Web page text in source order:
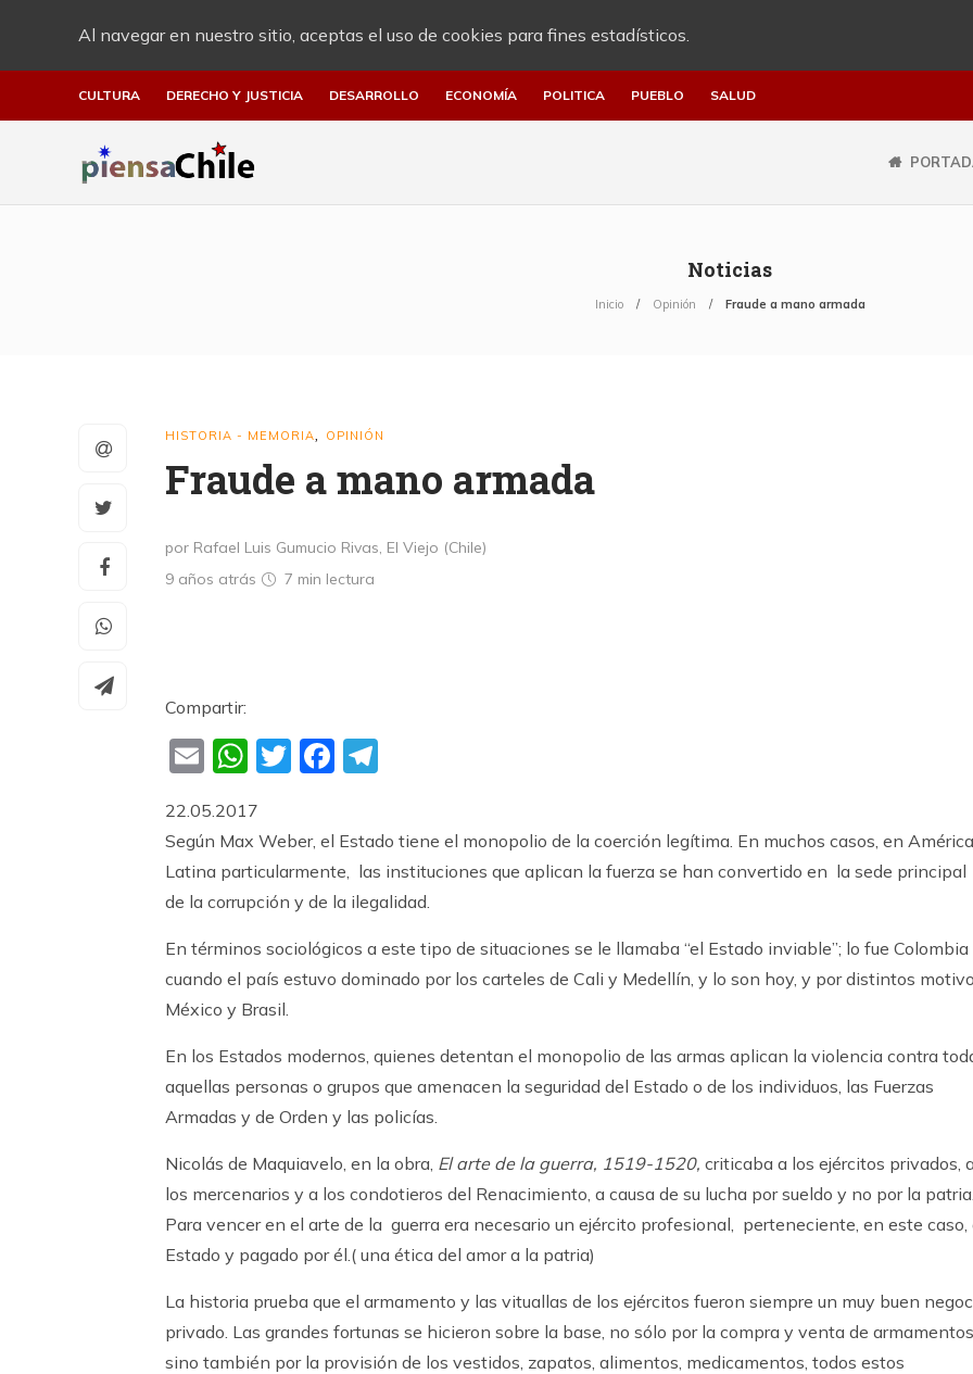
Al navegar en nuestro sitio, aceptas el uso de cookies para fines estadísticos.
CULTURA DERECHO Y JUSTICIA DESARROLLO ECONOMÍA POLITICA PUEBLO SALUD
Noticias
Inicio Opinión Fraude a mano armada
HISTORIA - MEMORIA OPINIÓN
Fraude a mano armada
por Rafael Luis Gumucio Rivas, El Viejo (Chile)
9 años atrás
7 min lectura
Compartir:
EmailWhatsApp
TwitterFacebook
22.05.2017
Según Max Weber, el Estado tiene el monopolio de la coerción legítima. En muchos casos, en América
Latina particularmente, las instituciones que aplican la fuerza se han convertido en la sede principal
de la corrupción y de la ilegalidad.
En términos sociológicos a este tipo de situaciones se le llamaba “el Estado inviable”; lo fue Colombia
cuando el país estuvo dominado por los carteles de Cali y Medellín, y lo son hoy, y por distintos
México y Brasil.
En los Estados modernos, quienes detentan el monopolio de las armas aplican la violencia contra
aquellas personas o grupos que amenacen la seguridad del Estado o de los individuos, las Fuerzas
Armadas y de Orden y las policías.
Nicolás de Maquiavelo, en la obra, El arte de la guerra, 1519-1520, criticaba a los ejércitos privados,
los mercenarios y a los condotieros del Renacimiento, a causa de su lucha por sueldo y no por la patria.
Para vencer en el arte de la guerra era necesario un ejército profesional, perteneciente, en este caso,
Estado y pagado por él.( una ética del amor a la patria)
La historia prueba que el armamento y las vituallas de los ejércitos fueron siempre un muy buen
privado. Las grandes fortunas se hicieron sobre la base, no sólo por la compra y venta de
sino también por la provisión de los vestidos, zapatos, alimentos, medicamentos, todos estos